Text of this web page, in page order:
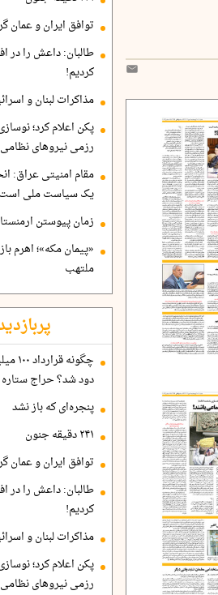
توافق ایران و عمان
طالبان: داعش را در
کردیم!
مذاکرات لبنان و
پکن اعلام کرد؛
رزمی نیروهای
مقام امنیتی عراق:
یک سیاست ملی است
زمان پیوستن
«پیمان مکه»؛ اهرم
ملتهب
دود شد؟ حراج ستاره
پنجره‌ای که باز نشد
۲۴۱ دقیقه جنون
توافق ایران و عمان
طالبان: داعش را در
کردیم!
مذاکرات لبنان و
پکن اعلام کرد؛
رزمی نیروهای